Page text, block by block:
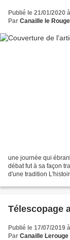
Publié le 21/01/2020
Par Canaille le Rouge
une journée qui
débat fut à sa façon
d'une tradition
Télescopage
Publié le 17/07/2019
Par Canaille Lerouge